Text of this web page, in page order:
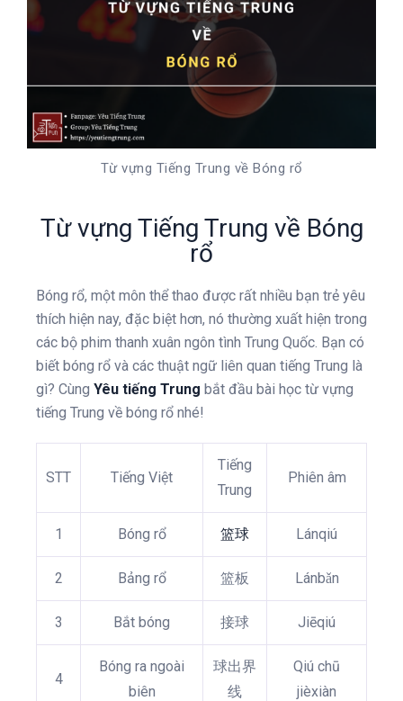
Từ vựng Tiếng Trung về Bóng rổ
Từ vựng Tiếng Trung về Bóng
rổ
Bóng rổ, một môn thể thao được rất nhiều bạn trẻ yêu
thích hiện nay, đặc biệt hơn, nó thường xuất hiện trong
các bộ phim thanh xuân ngôn tình Trung Quốc. Bạn có
biết bóng rổ và các thuật ngữ liên quan tiếng Trung là
gì? Cùng Yêu tiếng Trung bắt đầu bài học từ vựng
tiếng Trung về bóng rổ nhé!
STT Tiếng Việt
Tiếng
Trung
Phiên âm
1 Bóng rổ 篮球 Lánqiú
2 Bảng rổ 篮板 Lánbǎn
3 Bắt bóng 接球 Jiēqiú
4
Bóng ra ngoài
biên
球出界
线
Qiú chū
jièxiàn